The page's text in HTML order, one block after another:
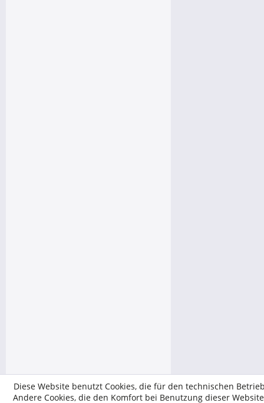
Diese Website benutzt Cookies, die für den technischen
Andere Cookies, die den Komfort bei Benutzung dieser